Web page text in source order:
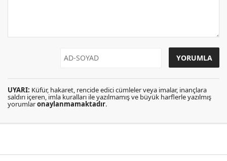
UYARI: Küfür, hakaret, rencide edici cümleler veya imalar, inançlara
saldırı içeren, imla kuralları ile yazılmamış ve büyük harflerle yazılmış
yorumlaronaylanmamaktadır.